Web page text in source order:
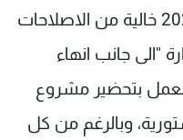
و ردّا على ما يقال أن موازنة 2023 خالية من الاصلاحات
"الى جانب انهاء
والسير بالعمل بتحضير مشروع
الدستورية، وبالرغم من كل